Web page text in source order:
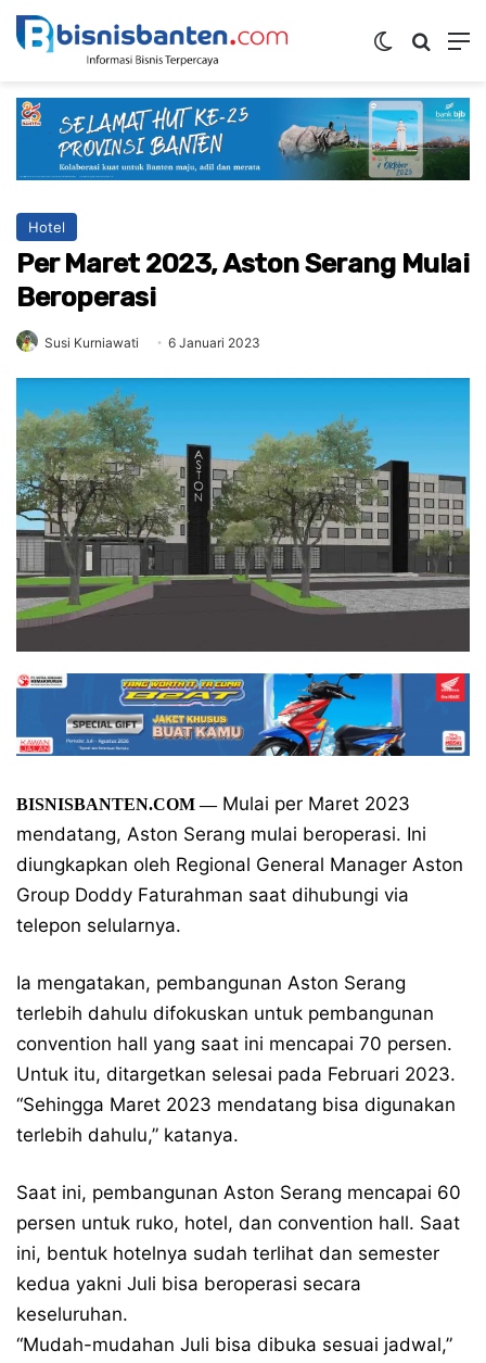
Switch skin
Hotel
Per Maret 2023, Aston Serang Mulai
Beroperasi
Susi Kurniawati 6 Januari 2023
BISNISBANTEN.COM —Mulai per Maret 2023
mendatang, Aston Serang mulai beroperasi. Ini
diungkapkan oleh Regional General Manager Aston
Group Doddy Faturahman saat dihubungi via
telepon selularnya.
Ia mengatakan, pembangunan Aston Serang
terlebih dahulu difokuskan untuk pembangunan
convention hall yang saat ini mencapai 70 persen.
Untuk itu, ditargetkan selesai pada Februari 2023.
“Sehingga Maret 2023 mendatang bisa digunakan
terlebih dahulu,” katanya.
Saat ini, pembangunan Aston Serang mencapai 60
persen untuk ruko, hotel, dan convention hall. Saat
ini, bentuk hotelnya sudah terlihat dan semester
kedua yakni Juli bisa beroperasi secara
keseluruhan.
“Mudah-mudahan Juli bisa dibuka sesuai jadwal,”